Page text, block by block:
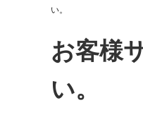
い。
お客様
い。